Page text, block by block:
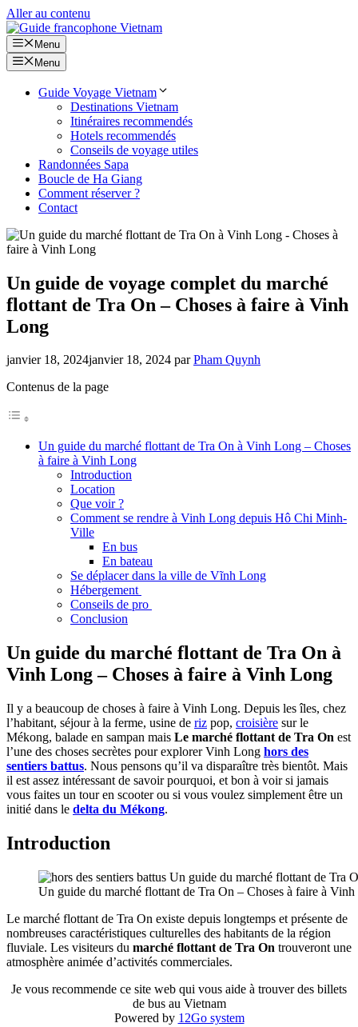
Aller au contenu
Menu
Menu
Guide Voyage Vietnam
Destinations Vietnam
Itinéraires recommendés
Hotels recommendés
Conseils de voyage utiles
Randonnées Sapa
Boucle de Ha Giang
Comment réserver ?
Contact
Un guide de voyage complet du marché
flottant de Tra On – Choses à faire à Vinh
Long
janvier 18, 2024janvier 18, 2024 parPham Quynh
Contenus de la page
Un guide du marché flottant de Tra On à Vinh Long – Choses
à faire à Vinh Long
Introduction
Location
Que voir ?
Comment se rendre à Vinh Long depuis Hô Chi Minh-
Ville
En bus
En bateau
Se déplacer dans la ville de Vĩnh Long
Hébergement
Conseils de pro
Conclusion
Un guide du marché flottant de Tra On à
Vinh Long – Choses à faire à Vinh Long
Il y a beaucoup de choses à faire à Vinh Long. Depuis les îles, chez
l’habitant, séjour à la ferme, usine de riz pop, croisière sur le
Mékong, balade en sampan mais Le marché flottant de Tra On est
l’une des choses secrètes pour explorer Vinh Long hors des
sentiers battus. Nous pensons qu’il va disparaître très bientôt. Mais
il est assez intéressant de savoir pourquoi, et bon à voir si jamais
vous faites un tour en scooter ou si vous voulez simplement être un
initié dans le delta du Mékong.
Introduction
Un guide du marché flottant de Tra On – Choses à faire à
Le marché flottant de Tra On existe depuis longtemps et présente de
nombreuses caractéristiques culturelles des habitants de la région
fluviale. Les visiteurs du marché flottant de Tra On trouveront une
atmosphère animée d’activités commerciales.
Je vous recommende ce site web qui vous aide à trouver des billets
de bus au Vietnam
Powered by 12Go system